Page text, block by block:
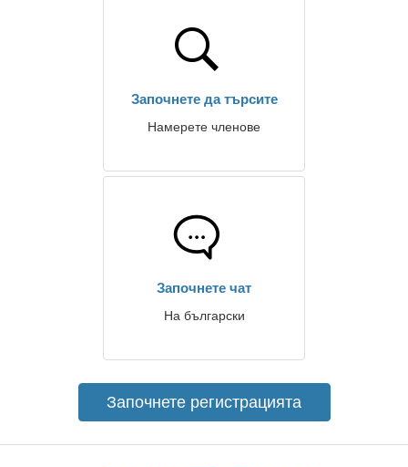
Започнете да търсите
Намерете членове
Започнете чат
На български
Започнете регистрацията